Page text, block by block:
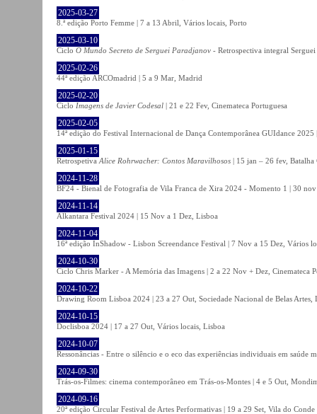
2025-03-27
8.ª edição Porto Femme | 7 a 13 Abril, Vários locais, Porto
2025-03-10
Ciclo O Mundo Secreto de Serguei Paradjanov - Retrospectiva integral
2025-02-26
44ª edição ARCOmadrid | 5 a 9 Mar, Madrid
2025-02-20
Ciclo Imagens de Javier Codesal | 21 e 22 Fev, Cinemateca Portuguesa
2025-02-05
14ª edição do Festival Internacional de Dança Contemporânea GUIdance 2025
2025-01-15
Retrospetiva Alice Rohrwacher: Contos Maravilhosos | 15 jan – 26 fev, Batalha
2024-11-28
BF24 - Bienal de Fotografia de Vila Franca de Xira 2024 - Momento 1 | 30
2024-11-14
Alkantara Festival 2024 | 15 Nov a 1 Dez, Lisboa
2024-11-04
16ª edição InShadow - Lisbon Screendance Festival | 7 Nov a 15 Dez, Vários
2024-10-30
Ciclo Chris Marker - A Memória das Imagens | 2 a 22 Nov + Dez, Cinemateca
2024-10-22
Drawing Room Lisboa 2024 | 23 a 27 Out, Sociedade Nacional de Belas Artes,
2024-10-15
Doclisboa 2024 | 17 a 27 Out, Vários locais, Lisboa
2024-10-07
Ressonâncias - Entre o silêncio e o eco das experiências individuais em
2024-09-30
Trás-os-Filmes: cinema contemporâneo em Trás-os-Montes | 4 e 5 Out,
2024-09-16
20ª edição Circular Festival de Artes Performativas | 19 a 29 Set, Vila do Conde